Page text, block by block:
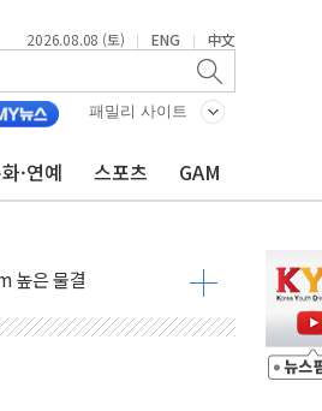
2026.08.08 (토) | ENG | 中文
패밀리 사이트
·연예 스포츠 GAM
설서 신경전 고조
"졸속 국정"
구 가동
폐
관측